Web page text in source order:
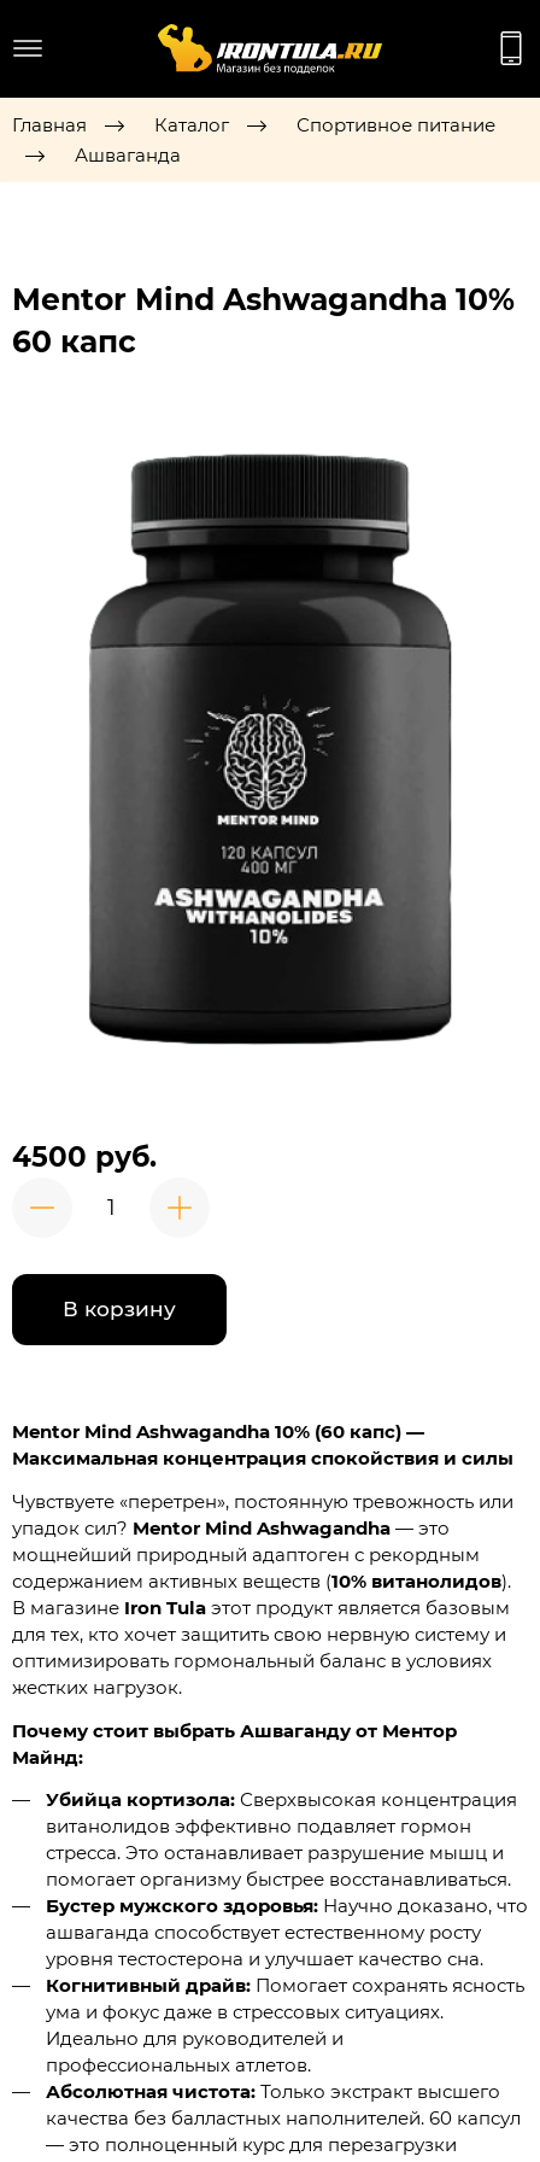
Главная Каталог
Спортивное питание
Ашваганда
Mentor Mind Ashwagandha 10%
60 капс
4500 руб.
В корзину
Mentor Mind Ashwagandha 10% (60 капс) —
Максимальная концентрация спокойствия и силы
Чувствуете «перетрен», постоянную тревожность или
упадок сил? Mentor Mind Ashwagandha — это
мощнейший природный адаптоген с рекордным
содержанием активных веществ (10% витанолидов).
В магазине Iron Tula этот продукт является базовым
для тех, кто хочет защитить свою нервную систему и
оптимизировать гормональный баланс в условиях
жестких нагрузок.
Почему стоит выбрать Ашваганду от Ментор
Майнд:
Убийца кортизола:Сверхвысокая концентрация
витанолидов эффективно подавляет гормон
стресса. Это останавливает разрушение мышц и
помогает организму быстрее восстанавливаться.
Бустер мужского здоровья:Научно доказано, что
ашваганда способствует естественному росту
уровня тестостерона и улучшает качество сна.
Когнитивный драйв:Помогает сохранять ясность
ума и фокус даже в стрессовых ситуациях.
Идеально для руководителей и
профессиональных атлетов.
Абсолютная чистота:Только экстракт высшего
качества без балластных наполнителей. 60 капсул
— это полноценный курс для перезагрузки